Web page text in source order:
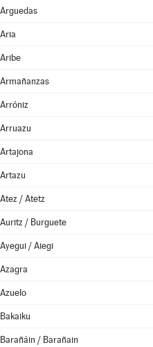
Arguedas
Aria
Aribe
Armañanzas
Arróniz
Arruazu
Artajona
Artazu
Atez / Atetz
Auritz / Burguete
Ayegui / Aiegi
Azagra
Azuelo
Bakaiku
Barañáin / Barañain